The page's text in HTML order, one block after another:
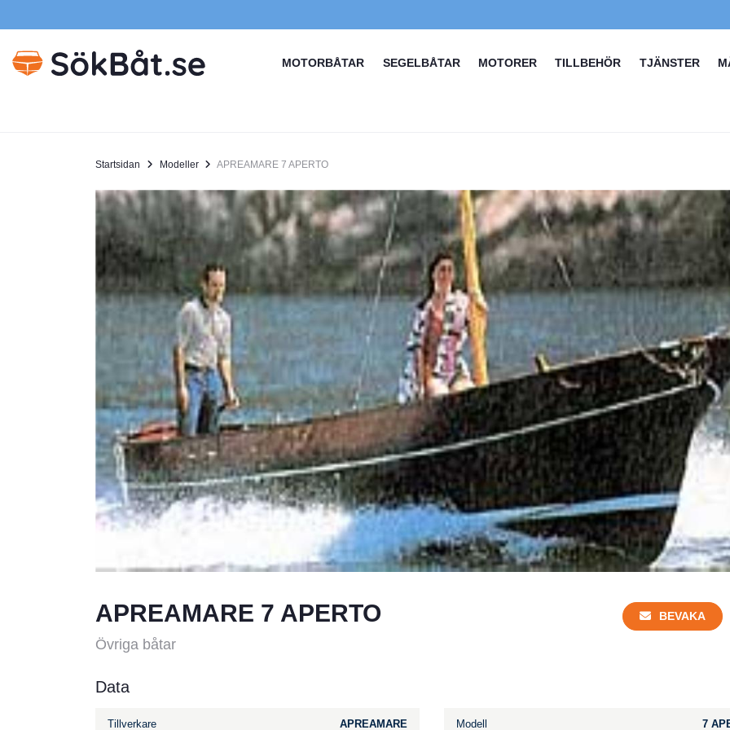
MOTORBÅTAR SEGELBÅTAR MOTORER TILLBEHÖR TJÄNSTER
Startsidan Modeller APREAMARE 7 APERTO
APREAMARE 7 APERTO
Övriga båtar
BEVAKA
Data
Tillverkare APREAMARE Modell 7